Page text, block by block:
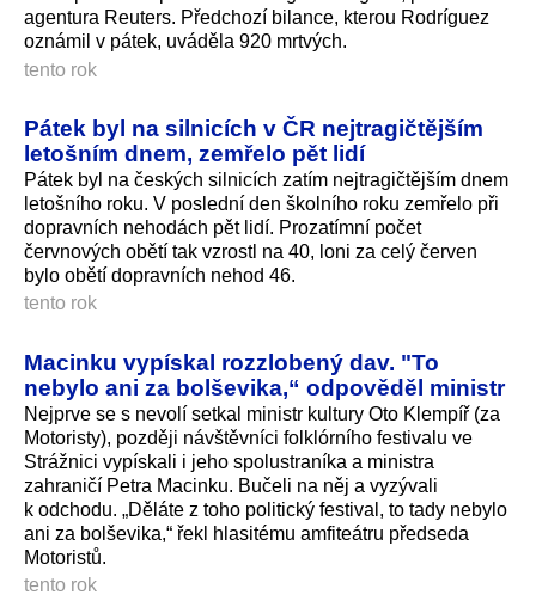
agentura Reuters. Předchozí bilance, kterou Rodríguez
oznámil v pátek, uváděla 920 mrtvých.
tento rok
Pátek byl na silnicích v ČR nejtragičtějším
letošním dnem, zemřelo pět lidí
Pátek byl na českých silnicích zatím nejtragičtějším dnem
letošního roku. V poslední den školního roku zemřelo při
dopravních nehodách pět lidí. Prozatímní počet
červnových obětí tak vzrostl na 40, loni za celý červen
bylo obětí dopravních nehod 46.
tento rok
Macinku vypískal rozzlobený dav. "To
nebylo ani za bolševika,“ odpověděl ministr
Nejprve se s nevolí setkal ministr kultury Oto Klempíř (za
Motoristy), později návštěvníci folklórního festivalu ve
Strážnici vypískali i jeho spolustraníka a ministra
zahraničí Petra Macinku. Bučeli na něj a vyzývali
k odchodu. „Děláte z toho politický festival, to tady nebylo
ani za bolševika,“ řekl hlasitému amfiteátru předseda
Motoristů.
tento rok